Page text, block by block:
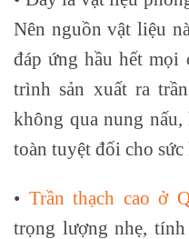
Nên nguồn vật liệu
đáp ứng hầu hết
trình sản xuất ra
không qua nung nấu,
toàn tuyệt đối cho
• Trần thạch cao ở
trọng lượng nhẹ,